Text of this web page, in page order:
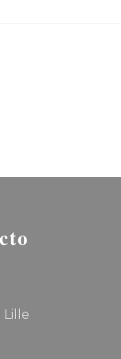
Lille